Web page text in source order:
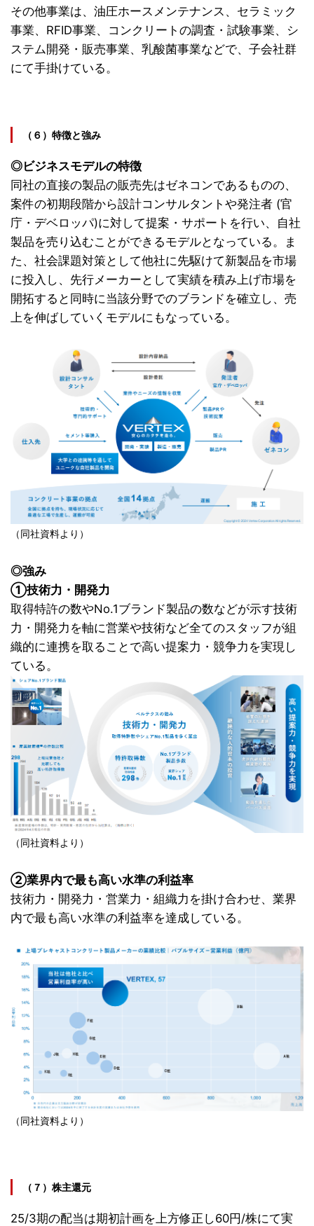
その他事業は、油圧ホースメンテナンス、セラミック
事業、RFID事業、コンクリートの調査・試験事業、シ
ステム開発・販売事業、乳酸菌事業などで、子会社群
にて手掛けている。
（６）特徴と強み
◎ビジネスモデルの特徴
同社の直接の製品の販売先はゼネコンであるものの、
案件の初期段階から設計コンサルタントや発注者 (官
庁・デベロッパ)に対して提案・サポートを行い、自社
製品を売り込むことができるモデルとなっている。ま
た、社会課題対策として他社に先駆けて新製品を市場
に投入し、先行メーカーとして実績を積み上げ市場を
開拓すると同時に当該分野でのブランドを確立し、売
上を伸ばしていくモデルにもなっている。
（同社資料より）
◎強み
①技術力・開発力
取得特許の数やNo.1ブランド製品の数などが示す技術
力・開発力を軸に営業や技術など全てのスタッフが組
織的に連携を取ることで高い提案力・競争力を実現し
ている。
（同社資料より）
②業界内で最も高い水準の利益率
技術力・開発力・営業力・組織力を掛け合わせ、業界
内で最も高い水準の利益率を達成している。
（同社資料より）
（７）株主還元
25/3期の配当は期初計画を上方修正し60円/株にて実